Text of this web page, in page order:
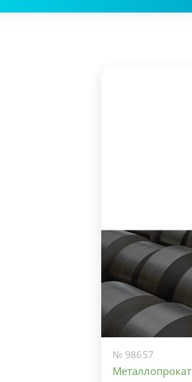
№ 98657
Металлопрокат